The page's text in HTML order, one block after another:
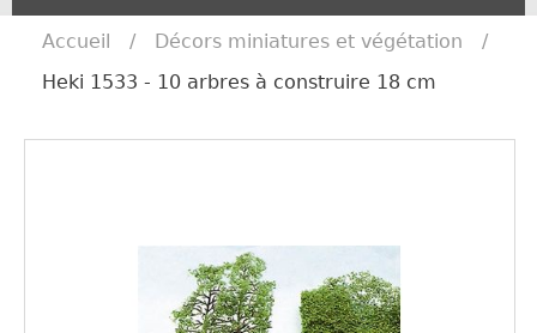
Accueil / Décors miniatures et végétation
/
Heki 1533 - 10 arbres à construire 18 cm